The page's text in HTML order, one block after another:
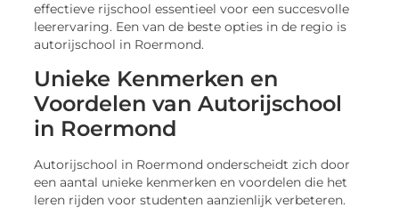
effectieve rijschool essentieel voor een succesvolle
leerervaring. Een van de beste opties in de regio is
autorijschool in Roermond.
Unieke Kenmerken en
Voordelen van Autorijschool
in Roermond
Autorijschool in Roermond onderscheidt zich door
een aantal unieke kenmerken en voordelen die het
leren rijden voor studenten aanzienlijk verbeteren.